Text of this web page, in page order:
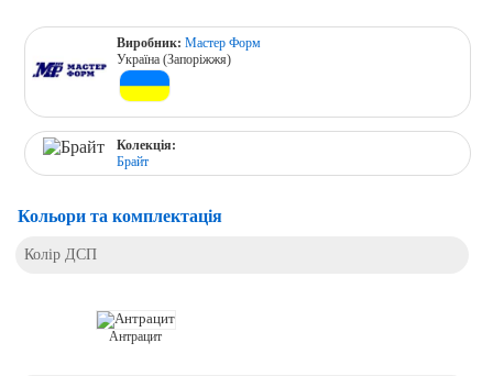
Виробник:Мастер Форм
Україна (Запоріжжя)
Колекція:
Брайт
Кольори та комплектація
Колір ДСП
Антрацит